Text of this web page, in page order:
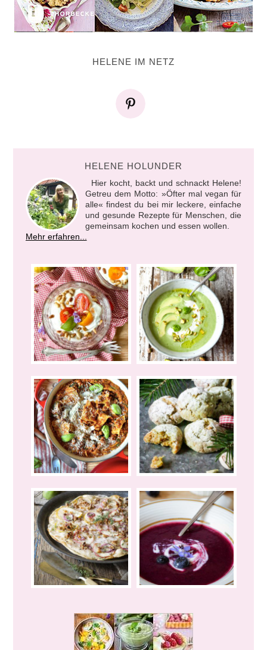
HELENE IM NETZ
HELENE HOLUNDER
Hier kocht, backt und schnackt Helene!
Getreu dem Motto: »Öfter mal vegan für
alle« findest du bei mir leckere, einfache
und gesunde Rezepte für Menschen, die
gemeinsam kochen und essen wollen.
Mehr erfahren...